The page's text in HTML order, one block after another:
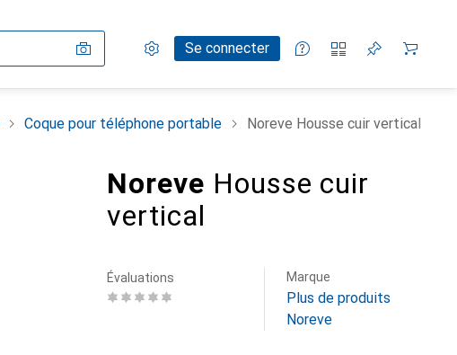
Paramètres
Compte clientSe connecter
Listes de comparaison
Listes d'envies
Panier
Coque pour téléphone portable Noreve Housse cuir vertical
Noreve Housse cuir
vertical
Évaluations Marque
Plus de produits
Noreve